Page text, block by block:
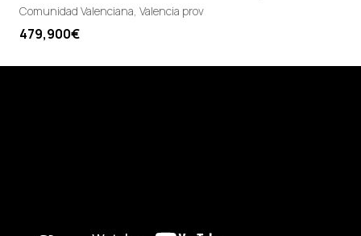
Comunidad Valenciana, Valencia prov
479,900€